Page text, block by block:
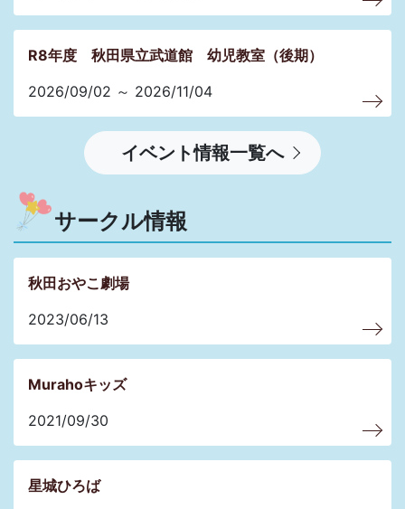
R8年度 秋田県立武道館 幼児教室（後期）
2026/09/02 ～ 2026/11/04
イベント情報一覧へ
サークル情報
秋田おやこ劇場
2023/06/13
Murahoキッズ
2021/09/30
星城ひろば